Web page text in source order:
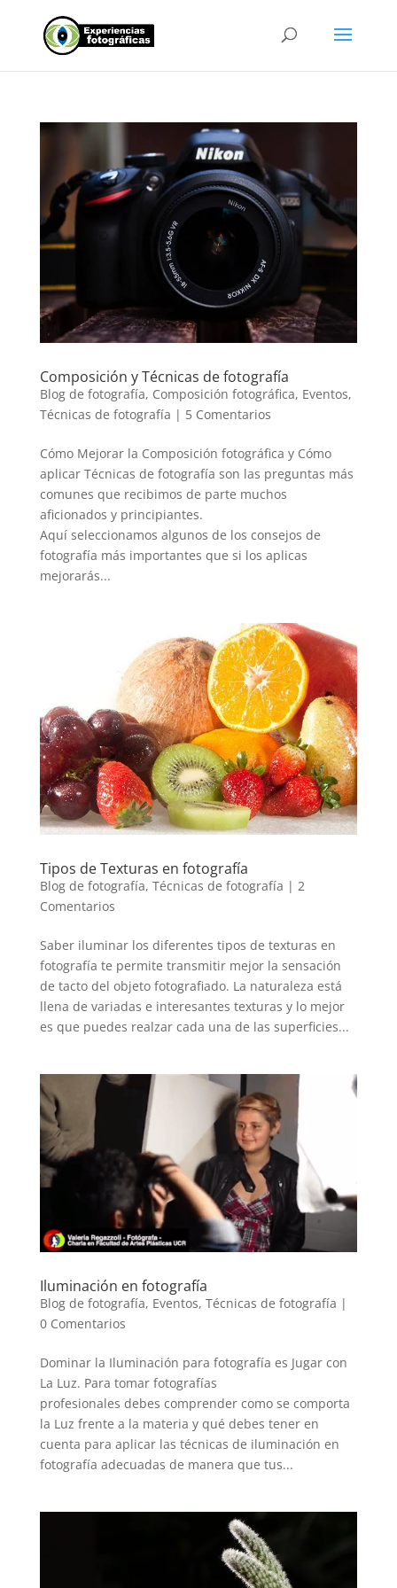
Composición y Técnicas de fotografía
Blog de fotografía, Composición fotográfica, Eventos,
Técnicas de fotografía | 5 Comentarios
Cómo Mejorar la Composición fotográfica y Cómo
aplicar Técnicas de fotografía son las preguntas más
comunes que recibimos de parte muchos
aficionados y principiantes.
Aquí seleccionamos algunos de los consejos de
fotografía más importantes que si los aplicas
mejorarás...
Tipos de Texturas en fotografía
Blog de fotografía, Técnicas de fotografía | 2
Comentarios
Saber iluminar los diferentes tipos de texturas en
fotografía te permite transmitir mejor la sensación
de tacto del objeto fotografiado. La naturaleza está
llena de variadas e interesantes texturas y lo mejor
es que puedes realzar cada una de las superficies...
Iluminación en fotografía
Blog de fotografía, Eventos, Técnicas de fotografía |
0 Comentarios
Dominar la Iluminación para fotografía es Jugar con
La Luz. Para tomar fotografías
profesionales debes comprender como se comporta
la Luz frente a la materia y qué debes tener en
cuenta para aplicar las técnicas de iluminación en
fotografía adecuadas de manera que tus...